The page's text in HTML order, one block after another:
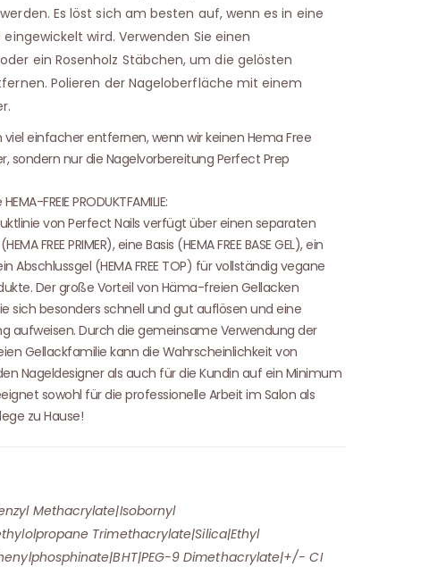
Es löst sich am besten auf, wenn es in eine
wird. Verwenden Sie einen
ein Rosenholz Stäbchen, um die gelösten
Polieren der Nageloberfläche mit einem
viel einfacher entfernen, wenn wir keinen Hema Free
sondern nur die Nagelvorbereitung Perfect Prep
FREIE PRODUKTFAMILIE:
von Perfect Nails verfügt über einen separaten
FREE PRIMER), eine Basis (HEMA FREE BASE GEL), ein
Abschlussgel (HEMA FREE TOP) für vollständig vegane
Der große Vorteil von Häma-freien Gellacken
sich besonders schnell und gut auflösen und eine
aufweisen. Durch die gemeinsame Verwendung der
Gellackfamilie kann die Wahrscheinlichkeit von
Nageldesigner als auch für die Kundin auf ein Minimum
sowohl für die professionelle Arbeit im Salon als
zu Hause!
Methacrylate|Isobornyl
Trimethacrylate|Silica|Ethyl
9 Dimethacrylate|+/- CI